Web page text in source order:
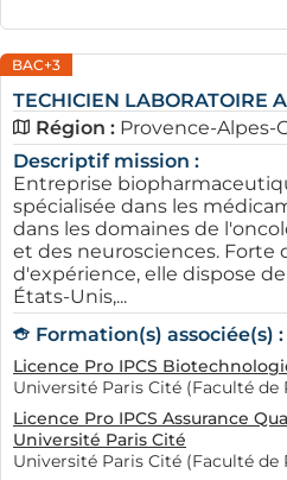
BAC+3
TECHICIEN LABORATOIRE
Région : Provence-Alpes-
Descriptif mission :
Entreprise
spécialisée dans les
dans les domaines de
et des neurosciences. Forte
d'expérience, elle dispose
États-Unis,...
Formation(s) associée(s) :
Licence Pro IPCS
Université Paris Cité (Faculté de
Licence Pro IPCS Assurance
Université Paris Cité
Université Paris Cité (Faculté de